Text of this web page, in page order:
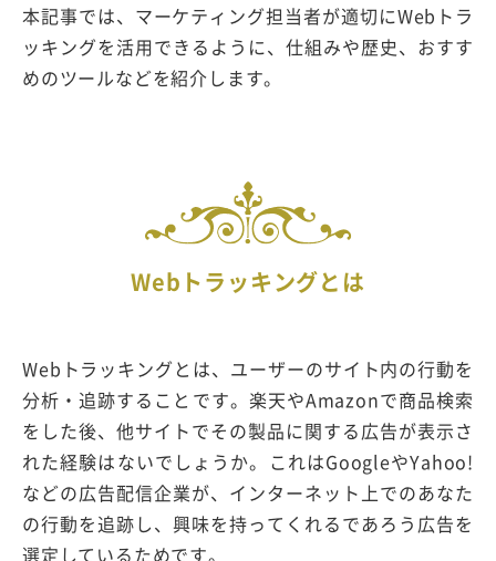
本記事では、マーケティング担当者が適切にWebトラ
ッキングを活用できるように、仕組みや歴史、おすす
めのツールなどを紹介します。
Webトラッキングとは
Webトラッキングとは、ユーザーのサイト内の行動を
分析・追跡することです。楽天やAmazonで商品検索
をした後、他サイトでその製品に関する広告が表示さ
れた経験はないでしょうか。これはGoogleやYahoo!
などの広告配信企業が、インターネット上でのあなた
の行動を追跡し、興味を持ってくれるであろう広告を
選定しているためです。